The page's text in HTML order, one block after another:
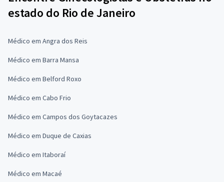
estado do Rio de Janeiro
Médico em Angra dos Reis
Médico em Barra Mansa
Médico em Belford Roxo
Médico em Cabo Frio
Médico em Campos dos Goytacazes
Médico em Duque de Caxias
Médico em Itaboraí
Médico em Macaé